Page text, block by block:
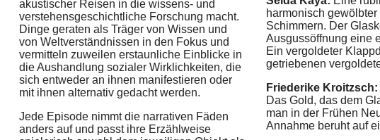
akustischer Reisen in die wissens- und
verstehensgeschichtliche Forschung macht.
Dinge geraten als Träger von Wissen und
von Weltverständnissen in den Fokus und
vermitteln zuweilen erstaunliche Einblicke in
die Aushandlung sozialer Wirklichkeiten, die
sich entweder an ihnen manifestieren oder
mit ihnen alternativ gedacht werden.
Jede Episode nimmt die narrativen Fäden
anders auf und passt ihre Erzählweise
harmonisch
Schimmern. Der
Ausgussöffnung eine
Ein vergoldeter
getriebenen
Friederike Kroitzsch:
Das Gold, das dem
man in der Frühen
Annahme beruht auf